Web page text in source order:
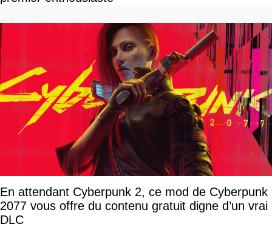
En attendant Cyberpunk 2, ce mod de Cyberpunk
2077 vous offre du contenu gratuit digne d’un vrai
DLC